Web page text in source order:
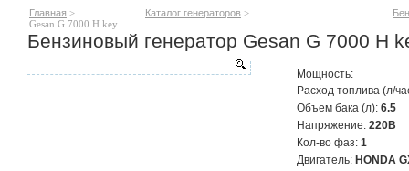
Главная > Каталог генераторов >
Gesan G 7000 H key
Бензиновый генератор Gesan G 7000 H
Мощность:
Расход топлива (л/
Объем бака (л): 6.5
Напряжение: 220В
Кол-во фаз: 1
Двигатель: HONDA